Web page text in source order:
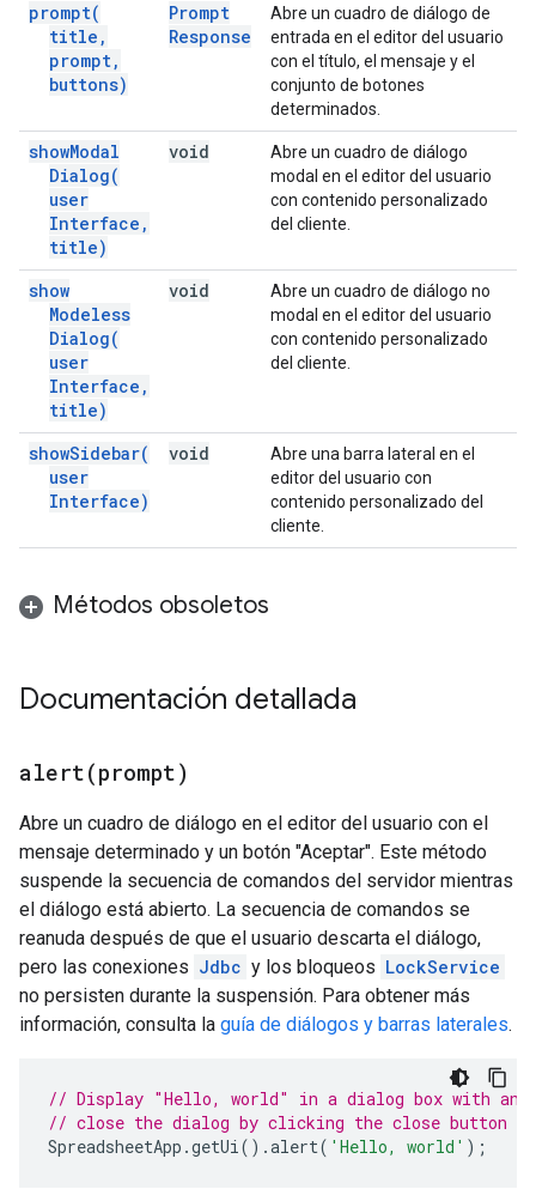
prompt(
title ,
prompt,
buttons)
Prompt
Response
Abre un cuadro de diálogo de
entrada en el editor del usuario
con el título, el mensaje y el
conjunto de botones
determinados.
showModal
Dialog(
user
Interface ,
title)
void
Abre un cuadro de diálogo
modal en el editor del usuario
con contenido personalizado
del cliente.
show
Modeless
Dialog(
user
Interface ,
title)
void
Abre un cuadro de diálogo no
modal en el editor del usuario
con contenido personalizado
del cliente.
showSidebar(
user
Interface)
void
Abre una barra lateral en el
editor del usuario con
contenido personalizado del
cliente.
Métodos obsoletos
Documentación detallada
alert(prompt)
Abre un cuadro de diálogo en el editor del usuario con el
mensaje determinado y un botón "Aceptar". Este método
suspende la secuencia de comandos del servidor mientras
el diálogo está abierto. La secuencia de comandos se
reanuda después de que el usuario descarta el diálogo,
pero las conexiones Jdbc y los bloqueos LockService
no persisten durante la suspensión. Para obtener más
información, consulta la guía de diálogos y barras laterales.
// Display "Hello, world" in a dialog box with an
// close the dialog by clicking the close
SpreadsheetApp .getUi().alert( 'Hello, world' );